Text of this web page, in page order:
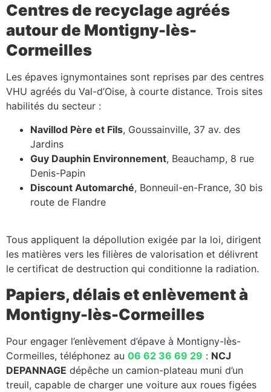
Centres de recyclage agréés
autour de Montigny-lès-
Cormeilles
Les épaves ignymontaines sont reprises par des centres
VHU agréés du Val-d’Oise, à courte distance. Trois sites
habilités du secteur :
Navillod Père et Fils, Goussainville, 37 av. des
Jardins
Guy Dauphin Environnement, Beauchamp, 8 rue
Denis-Papin
Discount Automarché, Bonneuil-en-France, 30 bis
route de Flandre
Tous appliquent la dépollution exigée par la loi, dirigent
les matières vers les filières de valorisation et délivrent
le certificat de destruction qui conditionne la radiation.
Papiers, délais et enlèvement à
Montigny-lès-Cormeilles
Pour engager l’enlèvement d’épave à Montigny-lès-
Cormeilles, téléphonez au 06 62 36 69 29 : NCJ
DEPANNAGE dépêche un camion-plateau muni d’un
treuil, capable de charger une voiture aux roues figées